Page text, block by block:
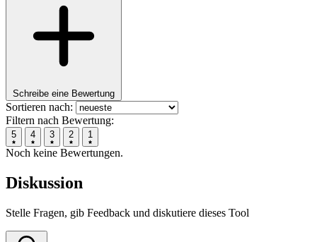
Schreibe eine Bewertung
Sortieren nach:
Filtern nach Bewertung:
5 4 3 2 1
Noch keine Bewertungen.
Diskussion
Stelle Fragen, gib Feedback und diskutiere dieses Tool